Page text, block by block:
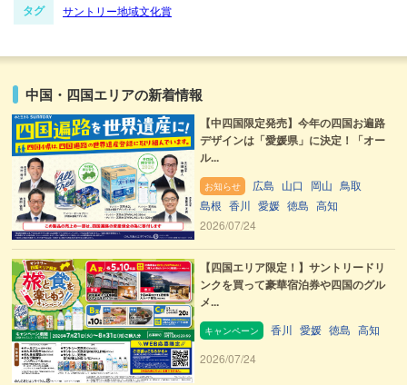
タグ サントリー地域文化賞
中国・四国エリアの新着情報
【中四国限定発売】今年の四国お遍路
デザインは「愛媛県」に決定！「オー
ル...
お知らせ 広島 山口 岡山 鳥取
島根 香川 愛媛 徳島 高知
2026/07/24
【四国エリア限定！】サントリードリ
ンクを買って豪華宿泊券や四国のグル
メ...
キャンペーン 香川 愛媛 徳島 高知
2026/07/24